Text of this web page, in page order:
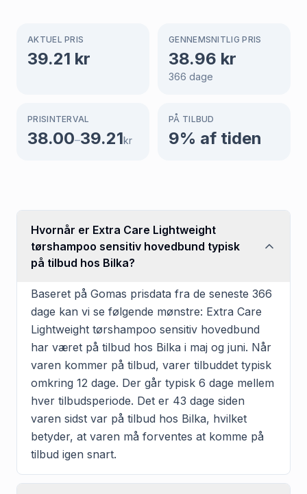
AKTUEL PRIS
39.21 kr
GENNEMSNITLIG PRIS
38.96 kr
366 dage
PRISINTERVAL
38.00–39.21kr
PÅ TILBUD
9% af tiden
Hvornår er Extra Care Lightweight
tørshampoo sensitiv hovedbund typisk
på tilbud hos Bilka?
Baseret på Gomas prisdata fra de seneste 366
dage kan vi se følgende mønstre: Extra Care
Lightweight tørshampoo sensitiv hovedbund
har været på tilbud hos Bilka i maj og juni. Når
varen kommer på tilbud, varer tilbuddet typisk
omkring 12 dage. Der går typisk 6 dage mellem
hver tilbudsperiode. Det er 43 dage siden
varen sidst var på tilbud hos Bilka, hvilket
betyder, at varen må forventes at komme på
tilbud igen snart.